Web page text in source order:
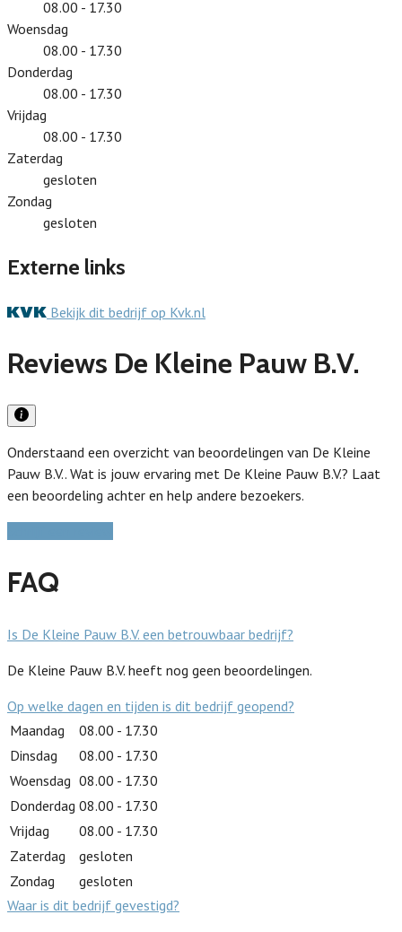
08.00 - 17.30
Woensdag
08.00 - 17.30
Donderdag
08.00 - 17.30
Vrijdag
08.00 - 17.30
Zaterdag
gesloten
Zondag
gesloten
Externe links
Bekijk dit bedrijf op Kvk.nl
Reviews De Kleine Pauw B.V.
Onderstaand een overzicht van beoordelingen van De Kleine
Pauw B.V.. Wat is jouw ervaring met De Kleine Pauw B.V.? Laat
een beoordeling achter en help andere bezoekers.
FAQ
Is De Kleine Pauw B.V. een betrouwbaar bedrijf?
De Kleine Pauw B.V. heeft nog geen beoordelingen.
Op welke dagen en tijden is dit bedrijf geopend?
Maandag
08.00 - 17.30
Dinsdag
08.00 - 17.30
Woensdag 08.00 - 17.30
Donderdag 08.00 - 17.30
Vrijdag
08.00 - 17.30
Zaterdag
gesloten
Zondag
gesloten
Waar is dit bedrijf gevestigd?